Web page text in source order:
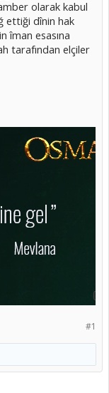
olarak kabul
ettiği dînin hak
îman esasına
tarafından elçiler
#1